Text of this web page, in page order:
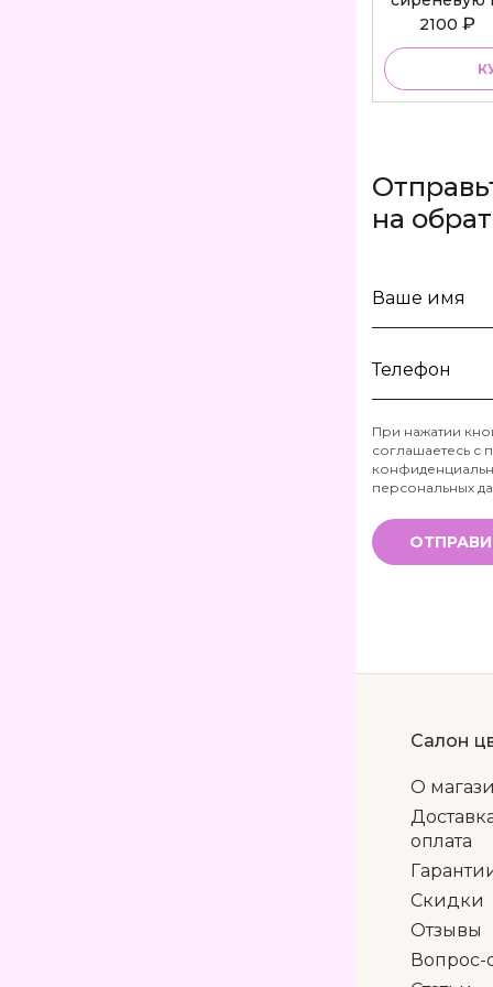
2100₽
на
Ваше
Телефон
*
При нажатии
соглашаетесь с
персональных
Салон
О
оплата
Скидки
Отзывы
Вопрос-